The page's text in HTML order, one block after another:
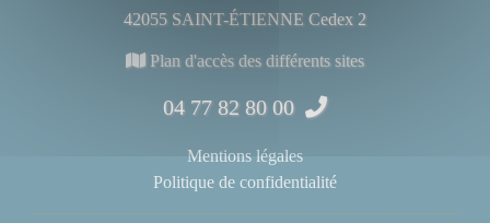
42055 SAINT-ÉTIENNE Cedex 2
Plan d'accès des différents sites
04 77 82 80 00
Mentions légales
Politique de confidentialité